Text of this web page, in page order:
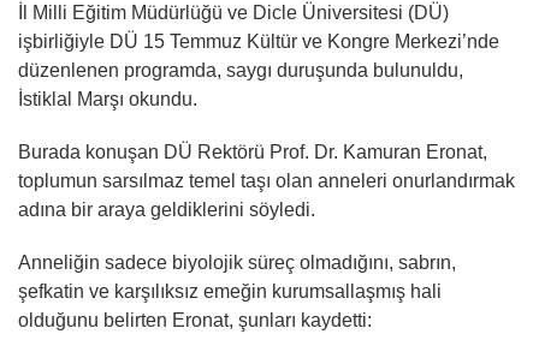
İl Milli Eğitim Müdürlüğü ve Dicle Üniversitesi (DÜ)
işbirliğiyle DÜ 15 Temmuz Kültür ve Kongre Merkezi’nde
düzenlenen programda, saygı duruşunda bulunuldu,
İstiklal Marşı okundu.
Burada konuşan DÜ Rektörü Prof. Dr. Kamuran Eronat,
toplumun sarsılmaz temel taşı olan anneleri onurlandırmak
adına bir araya geldiklerini söyledi.
Anneliğin sadece biyolojik süreç olmadığını, sabrın,
şefkatin ve karşılıksız emeğin kurumsallaşmış hali
olduğunu belirten Eronat, şunları kaydetti: